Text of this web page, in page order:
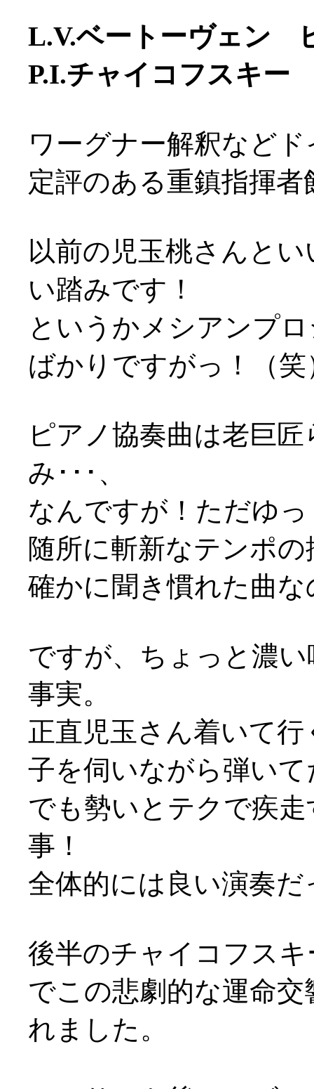
L.V.ベートーヴェン
P.I.チャイコフスキー
ワーグナー解釈など
定評のある重鎮指揮
以前の児玉桃さんと
い踏みです！
というかメシアンプ
ばかりですがっ！（笑
ピアノ協奏曲は老巨
み･･･、
なんですが！ただゆ
随所に斬新なテンポ
確かに聞き慣れた曲
ですが、ちょっと濃
事実。
正直児玉さん着いて
子を伺いながら弾い
でも勢いとテクで疾
事！
全体的には良い演奏
後半のチャイコフス
でこの悲劇的な運命
れました。